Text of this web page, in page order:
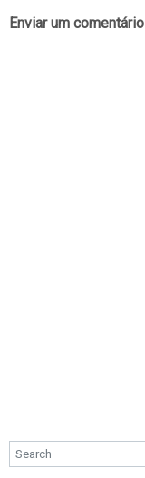
Enviar um comentário